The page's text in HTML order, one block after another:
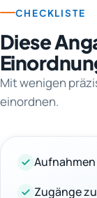
CHECKLISTE
Diese
Mit wenigen
einordnen.
Zugänge